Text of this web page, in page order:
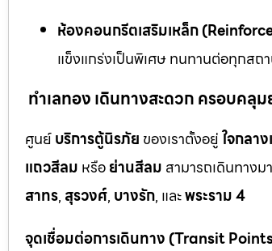
ห้องคอนกรีตเสริมเหล็ก
แข็งแกร่งเป็นพิเศษ ทนทานต่อทุกสถ
ทำเลทอง เดินทางสะดวก ครอบคลุ
ศูนย์บริการตู้นิรภัย ของเราตั้งอยู่ใจกลา
แถวสีลม หรือย่านสีลม สามารถเดินทาง
สาทร, สุรวงศ์, บางรัก, และพระราม 4
จุดเชื่อมต่อการเดินทาง (Transit